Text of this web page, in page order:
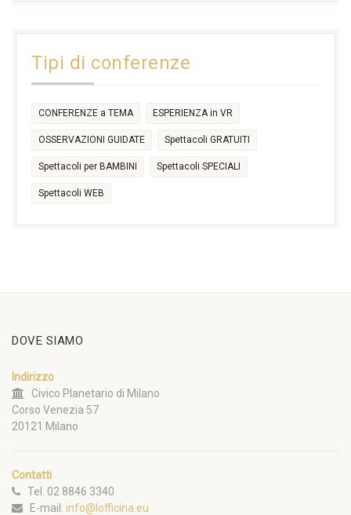
17:30
Tipi di conferenze
CONFERENZE a TEMA ESPERIENZA in VR
OSSERVAZIONI GUIDATE Spettacoli GRATUITI
Spettacoli per BAMBINI Spettacoli SPECIALI
Spettacoli WEB
DOVE SIAMO
Indirizzo
Civico Planetario di Milano
Corso Venezia 57
20121 Milano
Contatti
Tel. 02 8846 3340
E-mail: info@lofficina.eu